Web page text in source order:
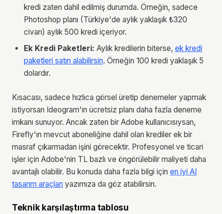
kredi zaten dahil edilmiş durumda. Örneğin, sadece
Photoshop planı (Türkiye'de aylık yaklaşık ₺320
civarı) aylık 500 kredi içeriyor.
Ek Kredi Paketleri: Aylık kredilerin biterse, ek kredi
paketleri satın alabilirsin. Örneğin 100 kredi yaklaşık 5
dolardır.
Kısacası, sadece hızlıca görsel üretip denemeler yapmak
istiyorsan Ideogram'ın ücretsiz planı daha fazla deneme
imkanı sunuyor. Ancak zaten bir Adobe kullanıcısıysan,
Firefly'ın mevcut aboneliğine dahil olan krediler ek bir
masraf çıkarmadan işini görecektir. Profesyonel ve ticari
işler için Adobe'nin TL bazlı ve öngörülebilir maliyeti daha
avantajlı olabilir. Bu konuda daha fazla bilgi için en iyi AI
tasarım araçları yazımıza da göz atabilirsin.
Teknik karşılaştırma tablosu